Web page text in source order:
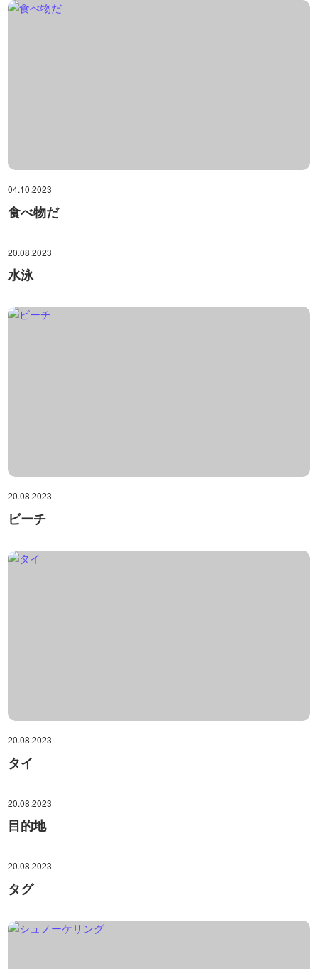
04.10.2023
食べ物だ
20.08.2023
水泳
20.08.2023
ビーチ
20.08.2023
タイ
20.08.2023
目的地
20.08.2023
タグ